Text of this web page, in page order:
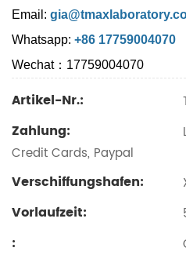
Email:
Whatsapp: +86 17759004070
Wechat：17759004070
Artikel-Nr.:
Zahlung:
Credit Cards, Paypal
Verschiffungshafen:
Vorlaufzeit:
: